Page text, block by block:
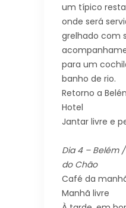
um típico
onde será
grelhado com
para um
banho de rio.
Retorno a
Hotel
Jantar livre e
Dia 4 – Belém
do Chão
Café da
Manhã livre